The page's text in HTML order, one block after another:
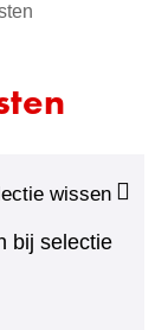
bij selectie
wissen